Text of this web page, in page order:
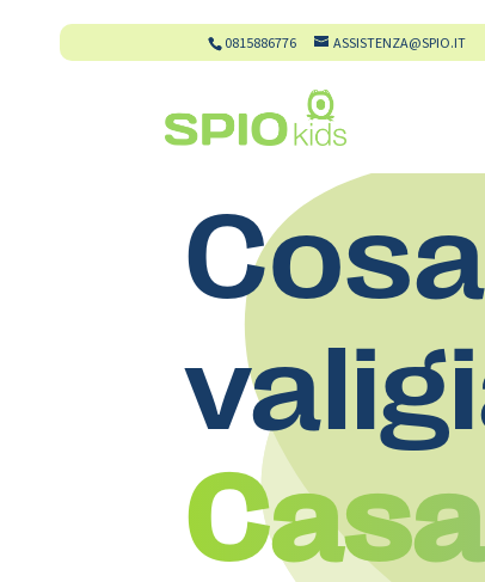
0815886776 ASSISTENZA@SPIO.IT